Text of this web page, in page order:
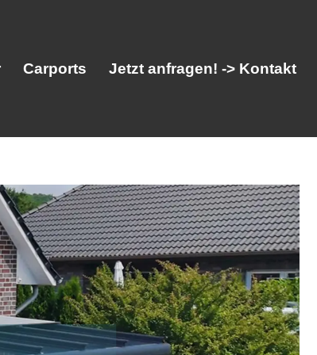
Carports Jetzt anfragen! -> Kontakt